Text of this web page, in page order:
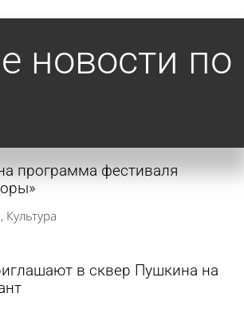
новости по
программа фестиваля
Культура
в сквер Пушкина на